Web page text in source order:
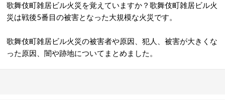
歌舞伎町雑居ビル火災を覚えていますか？歌舞伎町雑居ビル火
災は戦後5番目の被害となった大規模な火災です。
歌舞伎町雑居ビル火災の被害者や原因、犯人、被害が大きくな
った原因、闇や跡地についてまとめました。